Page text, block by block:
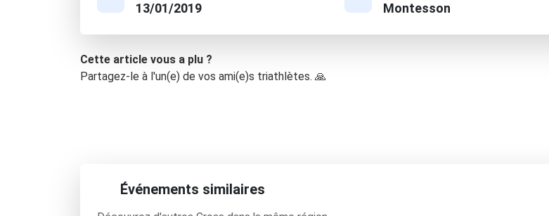
13/01/2019 Montesson
Cette article vous a plu ?
Partagez-le à l'un(e) de vos ami(e)s triathlètes. 🙏
Événements similaires